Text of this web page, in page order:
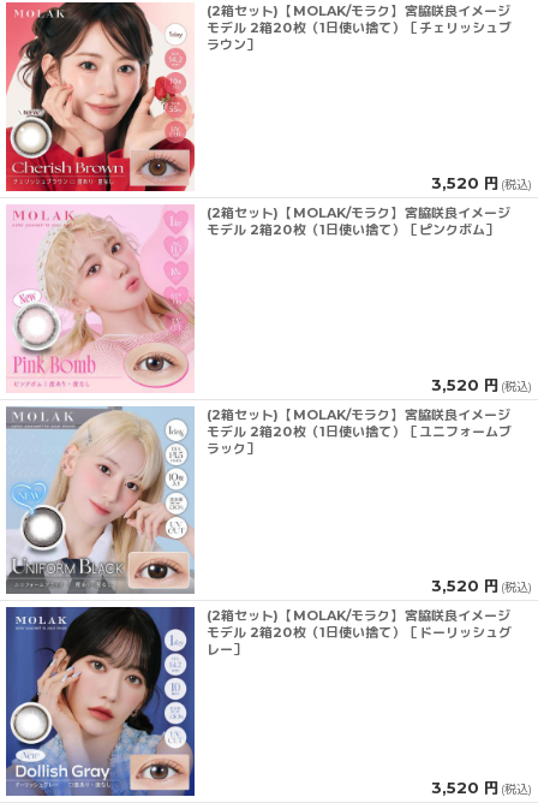
(2箱セット)【MOLAK/モラク】宮脇咲良イメージ
モデル 2箱20枚（1日使い捨て）［チェリッシュブ
ラウン］
3,520 円 (税込)
(2箱セット)【MOLAK/モラク】宮脇咲良イメージ
モデル 2箱20枚（1日使い捨て）［ピンクボム］
3,520 円 (税込)
(2箱セット)【MOLAK/モラク】宮脇咲良イメージ
モデル 2箱20枚（1日使い捨て）［ユニフォームブ
ラック］
3,520 円 (税込)
(2箱セット)【MOLAK/モラク】宮脇咲良イメージ
モデル 2箱20枚（1日使い捨て）［ドーリッシュグ
レー］
3,520 円 (税込)